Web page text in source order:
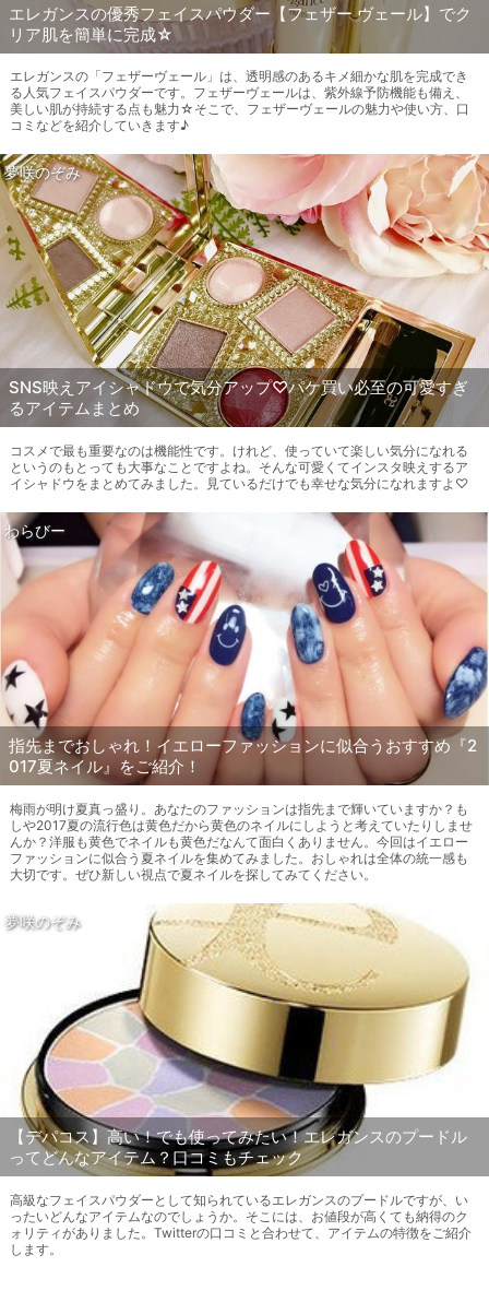
エレガンスの優秀フェイスパウダー【フェザー ヴェール】でク
リア肌を簡単に完成☆
エレガンスの「フェザーヴェール」は、透明感のあるキメ細かな肌を完成でき
る人気フェイスパウダーです。フェザーヴェールは、紫外線予防機能も備え、
美しい肌が持続する点も魅力☆そこで、フェザーヴェールの魅力や使い方、口
コミなどを紹介していきます♪
夢咲のぞみ
SNS映えアイシャドウで気分アップ♡パケ買い必至の可愛すぎ
るアイテムまとめ
コスメで最も重要なのは機能性です。けれど、使っていて楽しい気分になれる
というのもとっても大事なことですよね。そんな可愛くてインスタ映えするア
イシャドウをまとめてみました。見ているだけでも幸せな気分になれますよ♡
わらびー
指先までおしゃれ！イエローファッションに似合うおすすめ『2
017夏ネイル』をご紹介！
梅雨が明け夏真っ盛り。あなたのファッションは指先まで輝いていますか？も
しや2017夏の流行色は黄色だから黄色のネイルにしようと考えていたりしませ
んか？洋服も黄色でネイルも黄色だなんて面白くありません。今回はイエロー
ファッションに似合う夏ネイルを集めてみました。おしゃれは全体の統一感も
大切です。ぜひ新しい視点で夏ネイルを探してみてください。
夢咲のぞみ
【デパコス】高い！でも使ってみたい！エレガンスのプードル
ってどんなアイテム？口コミもチェック
高級なフェイスパウダーとして知られているエレガンスのプードルですが、い
ったいどんなアイテムなのでしょうか。そこには、お値段が高くても納得のク
ォリティがありました。Twitterの口コミと合わせて、アイテムの特徴をご紹介
します。